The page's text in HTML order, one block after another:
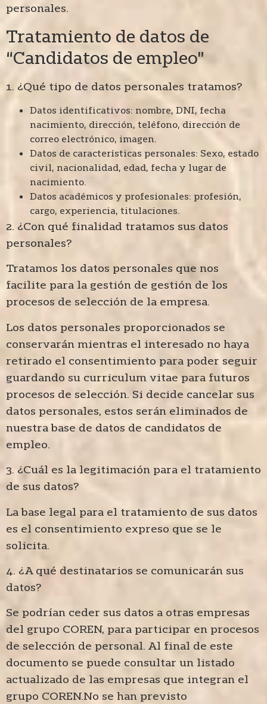
personales.
Tratamiento de datos de
“Candidatos de empleo”
1. ¿Qué tipo de datos personales tratamos?
Datos identificativos: nombre, DNI, fecha
nacimiento, dirección, teléfono, dirección de
correo electrónico, imagen.
Datos de características personales: Sexo, estado
civil, nacionalidad, edad, fecha y lugar de
nacimiento.
Datos académicos y profesionales: profesión,
cargo, experiencia, titulaciones.
2. ¿Con qué finalidad tratamos sus datos
personales?
Tratamos los datos personales que nos
facilite para la gestión de gestión de los
procesos de selección de la empresa.
Los datos personales proporcionados se
conservarán mientras el interesado no haya
retirado el consentimiento para poder seguir
guardando su curriculum vitae para futuros
procesos de selección. Si decide cancelar sus
datos personales, estos serán eliminados de
nuestra base de datos de candidatos de
empleo.
3. ¿Cuál es la legitimación para el tratamiento
de sus datos?
La base legal para el tratamiento de sus datos
es el consentimiento expreso que se le
solicita.
4. ¿A qué destinatarios se comunicarán sus
datos?
Se podrían ceder sus datos a otras empresas
del grupo COREN, para participar en procesos
de selección de personal. Al final de este
documento se puede consultar un listado
actualizado de las empresas que integran el
grupo COREN.No se han previsto